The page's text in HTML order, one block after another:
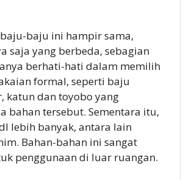
baju ini hampir sama,
saja yang berbeda, sebagian
berhati-hati dalam memilih
formal, seperti baju
katun dan toyobo yang
bahan tersebut. Sementara itu,
lebih banyak, antara lain
Bahan-bahan ini sangat
penggunaan di luar ruangan.